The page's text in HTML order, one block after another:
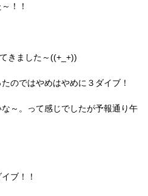
！！
きました～((+_+))
のではやめはやめに３ダイブ！
～。って感じでしたが予報通り午
ブ！！